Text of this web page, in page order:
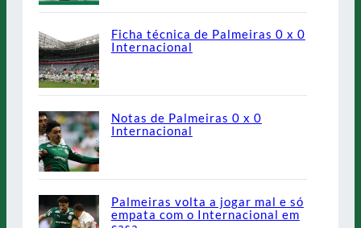
Ficha técnica de Palmeiras 0 x 0
Internacional
Notas de Palmeiras 0 x 0
Internacional
Palmeiras volta a jogar mal e só
empata com o Internacional em